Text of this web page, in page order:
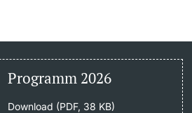
Programm 2026
Download (PDF, 38 KB)